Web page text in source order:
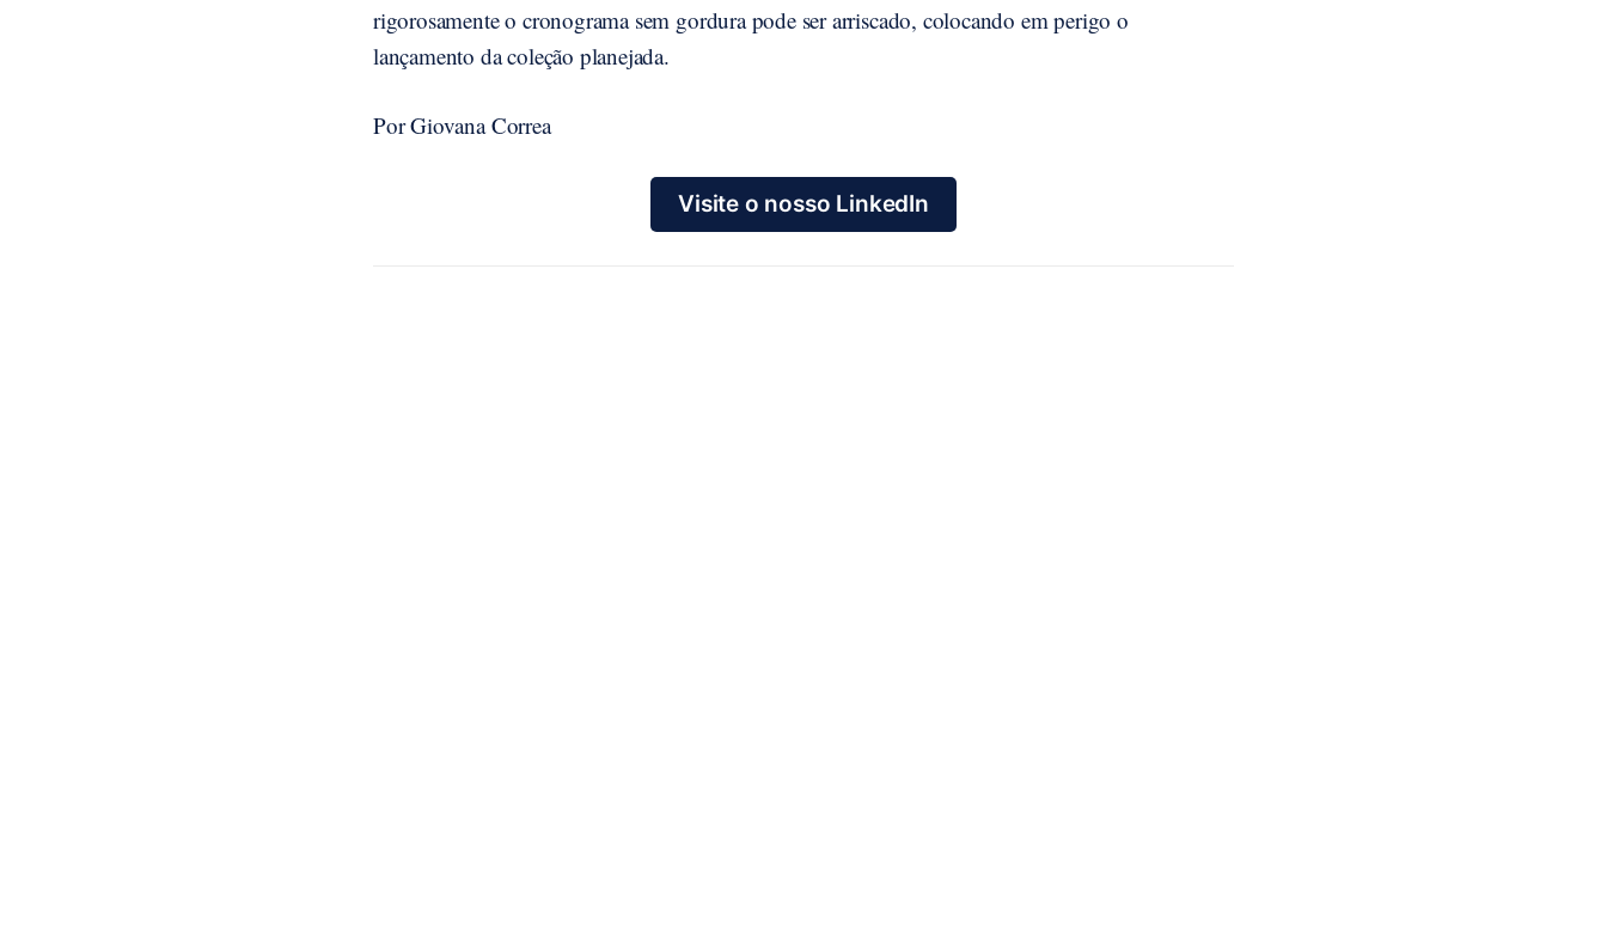
rigorosamente o cronograma sem gordura pode ser arriscado, colocando em perigo o
lançamento da coleção planejada.
Por Giovana Correa
Visite o nosso LinkedIn